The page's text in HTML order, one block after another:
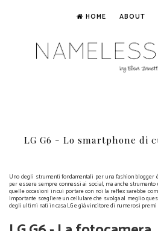
HOME ABOUT
LG G6 - Lo smartphone di
Uno degli strumenti fondamentali per una fashion blogger
per essere sempre connessi ai social, ma anche
quelle occasioni in cui portare con noi la reflex sarebbe
importante scegliere un cellulare che svolga al meglio
degli ultimi nati in casa LG e già vincitore di numerosi